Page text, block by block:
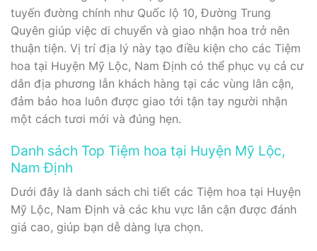
tuyến đường chính như Quốc lộ 10, Đường Trung
Quyên giúp việc di chuyển và giao nhận hoa trở nên
thuận tiện. Vị trí địa lý này tạo điều kiện cho các Tiệm
hoa tại Huyện Mỹ Lộc, Nam Định có thể phục vụ cả cư
dân địa phương lẫn khách hàng tại các vùng lân cận,
đảm bảo hoa luôn được giao tới tận tay người nhận
một cách tươi mới và đúng hẹn.
Danh sách Top Tiệm hoa tại Huyện Mỹ Lộc,
Nam Định
Dưới đây là danh sách chi tiết các Tiệm hoa tại Huyện
Mỹ Lộc, Nam Định và các khu vực lân cận được đánh
giá cao, giúp bạn dễ dàng lựa chọn.